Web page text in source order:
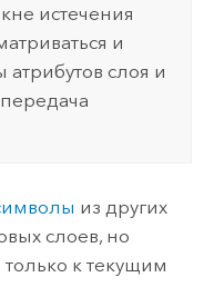
истечения
и
слоя и
из других
слоев, но
к текущим